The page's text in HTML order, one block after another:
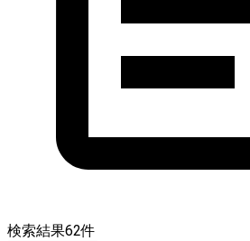
検索結果62件